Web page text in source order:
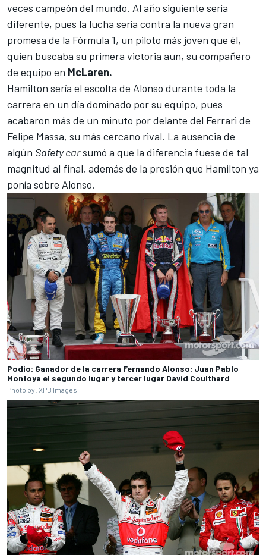
veces campeón del mundo. Al año siguiente sería
diferente, pues la lucha sería contra la nueva gran
promesa de la Fórmula 1, un piloto más joven que él,
quien buscaba su primera victoria aun, su compañero
de equipo en McLaren.
Hamilton sería el escolta de Alonso durante toda la
carrera en un día dominado por su equipo, pues
acabaron más de un minuto por delante del Ferrari de
Felipe Massa, su más cercano rival. La ausencia de
algún Safety carsumó a que la diferencia fuese de tal
magnitud al final, además de la presión que Hamilton ya
ponía sobre Alonso.
Podio: Ganador de la carrera Fernando Alonso; Juan Pablo
Montoya el segundo lugar y tercer lugar David Coulthard
Photo by: XPB Images